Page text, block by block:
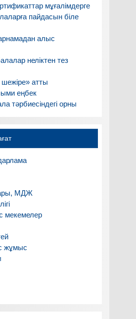
мұғалімдерге
пайдасын біле
алыс
неліктен тез
атты
еңбек
тәрбиесіндегі орны
МДЖ
мекемелер
жұмыс